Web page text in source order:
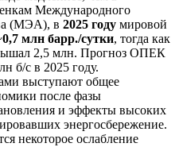
Международного
(МЭА), в 2025 году мировой
0,7 млн барр./сутки, тогда как
2,5 млн. Прогноз ОПЕК
б/с в 2025 году.
выступают общее
после фазы
и эффекты высоких
энергосбережение.
некоторое ослабление